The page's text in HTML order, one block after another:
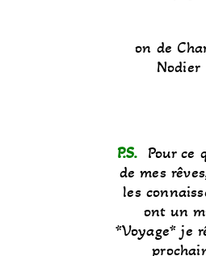
on de
Nodier
P.S. Pour ce
de mes
les
ont un
*Voyage* je